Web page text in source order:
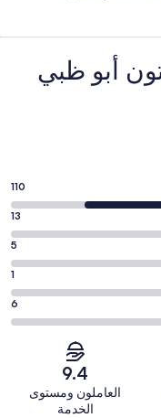
أبو ظبي
110
13
5
1
6
9.4
العاملون ومستوى
الخدمة